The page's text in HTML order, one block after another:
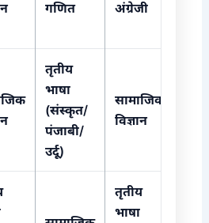
गणित अंग्रेजी
तृतीय
भाषा
(संस्कृत/
पंजाबी/
उर्दू)
सामाजिक
विज्ञान
तृतीय
भाषा